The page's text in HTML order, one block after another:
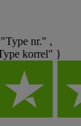
nr." ,
korrel" }